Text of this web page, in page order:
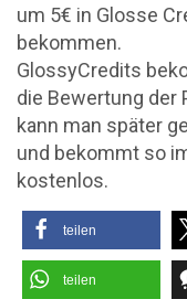
um 5€ in Glosse
bekommen.
GlossyCredits
die Bewertung der
kann man später
und bekommt so
kostenlos.
teilen
teilen